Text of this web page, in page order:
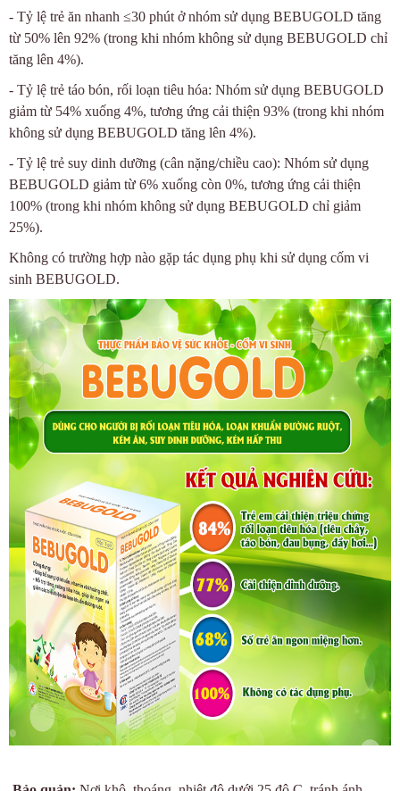
- Tỷ lệ trẻ ăn nhanh ≤30 phút ở nhóm sử dụng BEBUGOLD tăng
từ 50% lên 92% (trong khi nhóm không sử dụng BEBUGOLD chỉ
tăng lên 4%).
- Tỷ lệ trẻ táo bón, rối loạn tiêu hóa: Nhóm sử dụng BEBUGOLD
giảm từ 54% xuống 4%, tương ứng cải thiện 93% (trong khi nhóm
không sử dụng BEBUGOLD tăng lên 4%).
- Tỷ lệ trẻ suy dinh dưỡng (cân nặng/chiều cao): Nhóm sử dụng
BEBUGOLD giảm từ 6% xuống còn 0%, tương ứng cải thiện
100% (trong khi nhóm không sử dụng BEBUGOLD chỉ giảm
25%).
Không có trường hợp nào gặp tác dụng phụ khi sử dụng cốm vi
sinh BEBUGOLD.